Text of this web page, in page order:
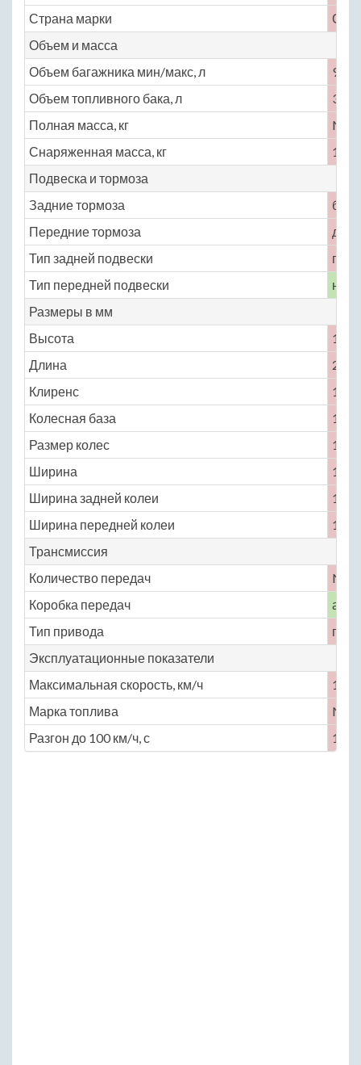
Страна марки
Объем и масса
Объем багажника мин/макс, л
99
Объем топливного бака, л
32
Полная масса, кг
No
Снаряженная масса, кг
1090
Подвеска и тормоза
Задние тормоза
Передние тормоза
Тип задней подвески
Тип передней подвески
Размеры в мм
Высота
1501
Длина
2985
Клиренс
135
Колесная база
1999
Размер колес
175
Ширина
1679
Ширина задней колеи
1461
Ширина передней колеи
1481
Трансмиссия
Количество передач
No
Коробка передач
Тип привода
Эксплуатационные показатели
Максимальная скорость, км/ч
125
Марка топлива
No
Разгон до 100 км/ч, с
14